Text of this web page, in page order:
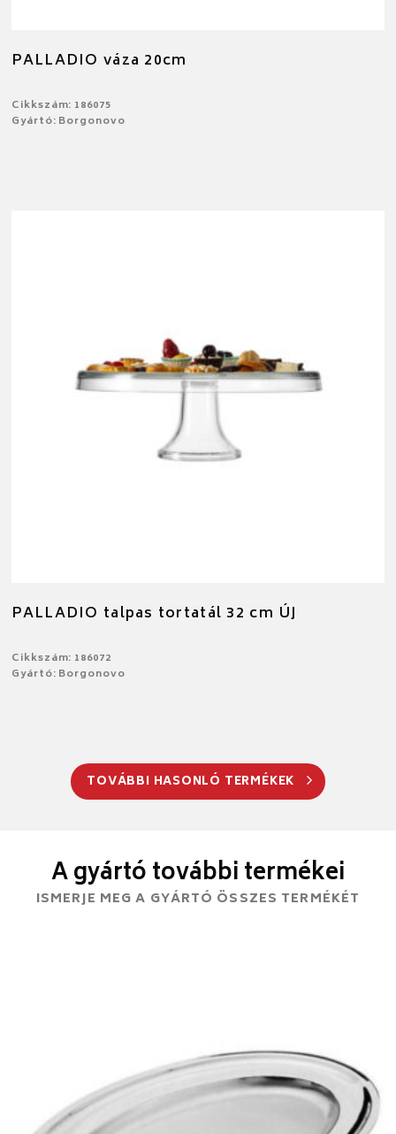
PALLADIO váza 20cm
Cikkszám: 186075
Gyártó: Borgonovo
PALLADIO talpas tortatál 32 cm ÚJ
Cikkszám: 186072
Gyártó: Borgonovo
TOVÁBBI HASONLÓ TERMÉKEK
A gyártó további termékei
ISMERJE MEG A GYÁRTÓ ÖSSZES TERMÉKÉT